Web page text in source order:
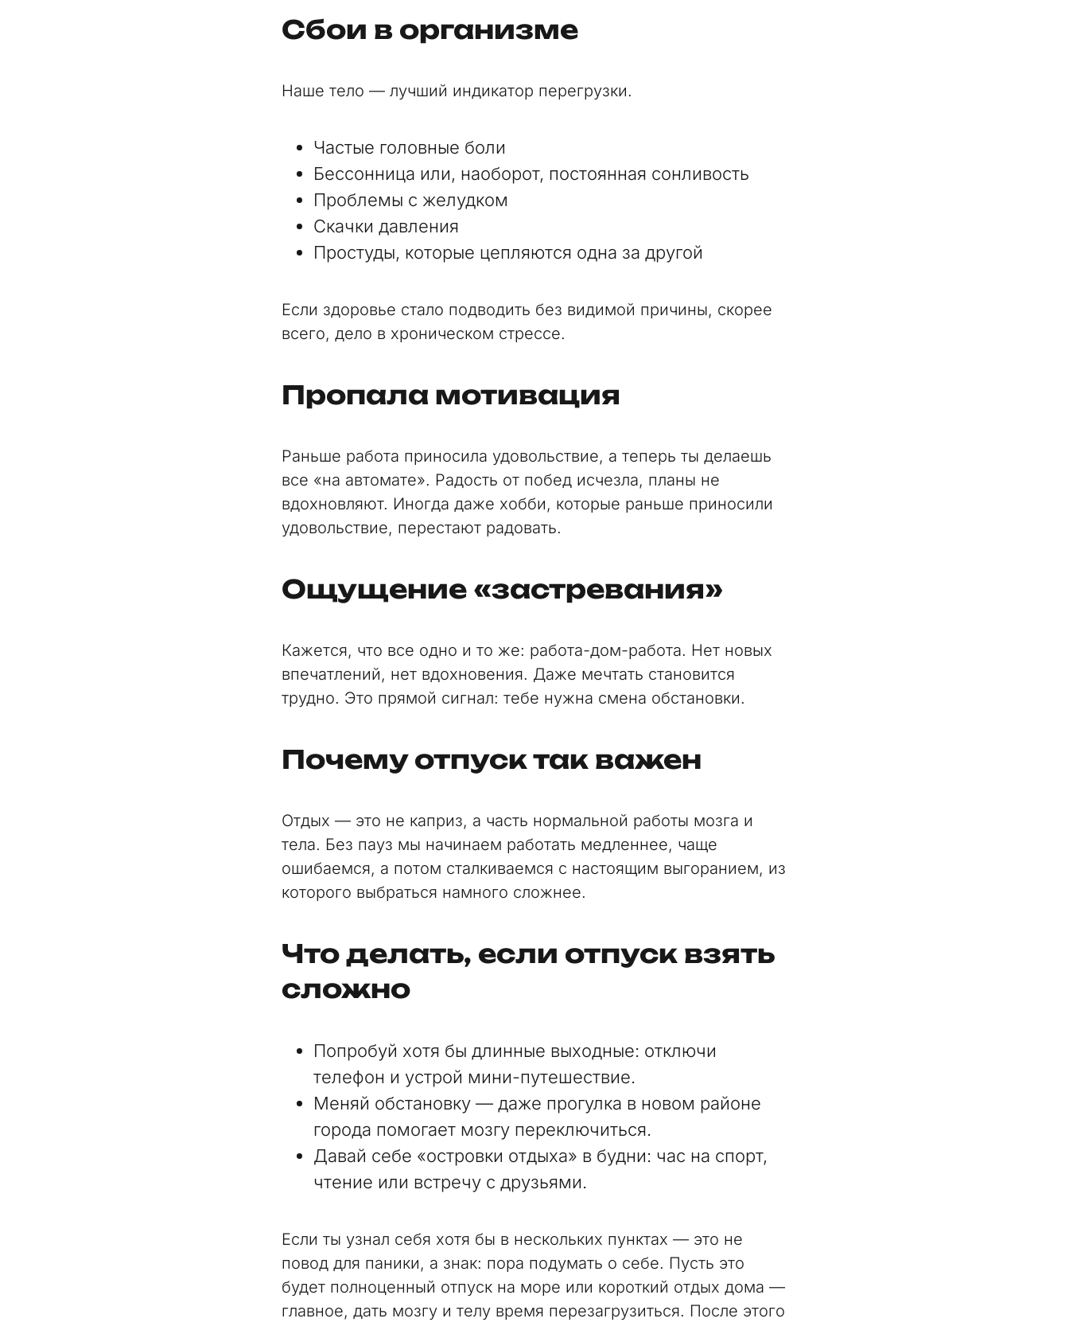
Сбои в организме
Наше тело — лучший индикатор перегрузки.
Частые головные боли
Бессонница или, наоборот, постоянная сонливость
Проблемы с желудком
Скачки давления
Простуды, которые цепляются одна за другой
Если здоровье стало подводить без видимой причины, скорее
всего, дело в хроническом стрессе.
Пропала мотивация
Раньше работа приносила удовольствие, а теперь ты делаешь
все «на автомате». Радость от побед исчезла, планы не
вдохновляют. Иногда даже хобби, которые раньше приносили
удовольствие, перестают радовать.
Ощущение «застревания»
Кажется, что все одно и то же: работа-дом-работа. Нет новых
впечатлений, нет вдохновения. Даже мечтать становится
трудно. Это прямой сигнал: тебе нужна смена обстановки.
Почему отпуск так важен
Отдых — это не каприз, а часть нормальной работы мозга и
тела. Без пауз мы начинаем работать медленнее, чаще
ошибаемся, а потом сталкиваемся с настоящим выгоранием, из
которого выбраться намного сложнее.
Что делать, если отпуск взять
сложно
Попробуй хотя бы длинные выходные: отключи
телефон и устрой мини-путешествие.
Меняй обстановку — даже прогулка в новом районе
города помогает мозгу переключиться.
Давай себе «островки отдыха» в будни: час на спорт,
чтение или встречу с друзьями.
Если ты узнал себя хотя бы в нескольких пунктах — это не
повод для паники, а знак: пора подумать о себе. Пусть это
будет полноценный отпуск на море или короткий отдых дома —
главное, дать мозгу и телу время перезагрузиться. После этого